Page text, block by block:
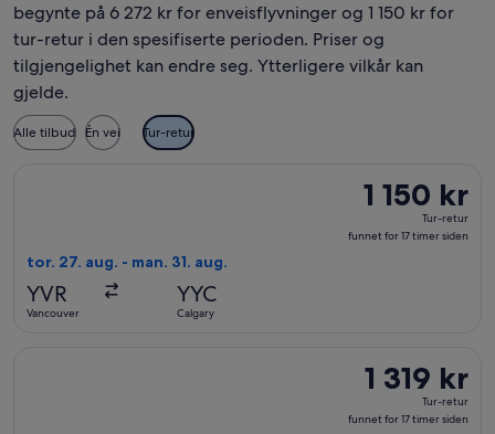
begynte på 6 272 kr for enveisflyvninger og 1 150 kr for
tur-retur i den spesifiserte perioden. Priser og
tilgjengelighet kan endre seg. Ytterligere vilkår kan
gjelde.
Alle tilbud Én vei Tur-retur
1 150 kr
Tur-
retur,
1 150 kr
Tur-retur
funnet for 17 timer siden
tor. 27. aug. - man. 31. aug.
YVR
Vancouver
YYC
Calgary
1 319 kr
Tur-
retur,
1 319 kr
Tur-retur
funnet for 17 timer siden